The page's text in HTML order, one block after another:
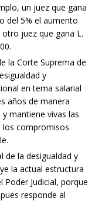
un juez que gana
del 5% el aumento
juez que gana L.
la Corte Suprema de
y
en tema salarial
años de manera
mantiene vivas las
los compromisos
de la desigualdad y
la actual estructura
Judicial, porque
responde al